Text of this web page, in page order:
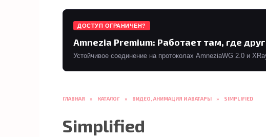
ДОСТУП ОГРАНИЧЕН?
Amnezia Premium: Работает там, где
Устойчивое соединение на протоколах AmneziaWG 2.0 и
ГЛАВНАЯ » КАТАЛОГ » ВИДЕО, АНИМАЦИЯ И АВАТАРЫ » SIMPLIFIED
Simplified